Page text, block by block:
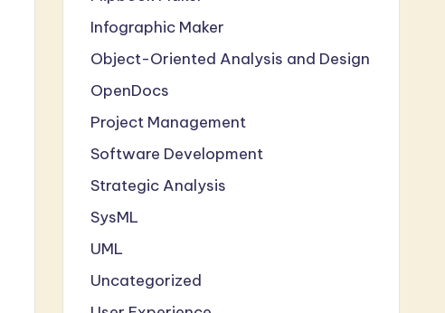
Infographic Maker
Object-Oriented Analysis and Design
OpenDocs
Project Management
Software Development
Strategic Analysis
SysML
UML
Uncategorized